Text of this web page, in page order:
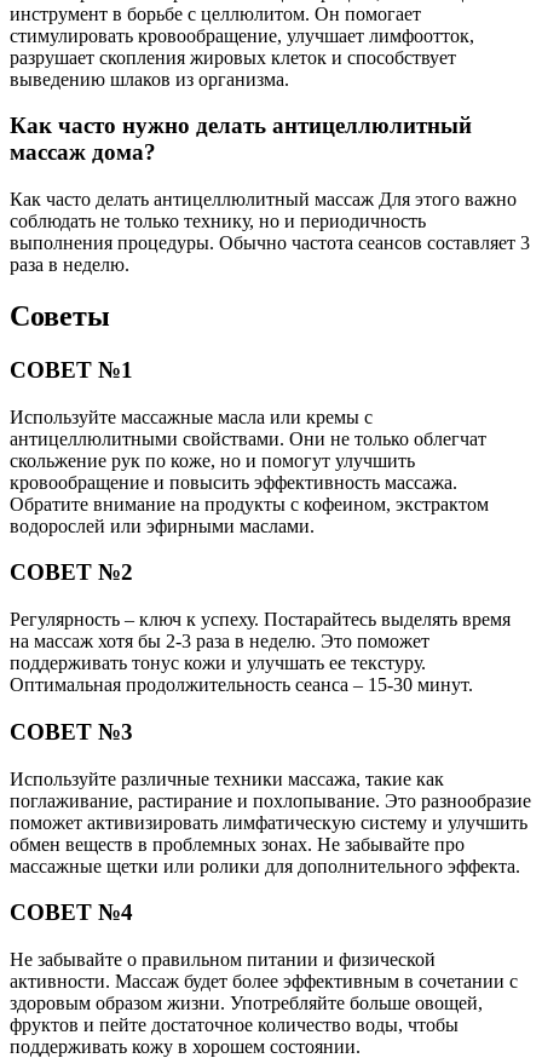
инструмент в борьбе с целлюлитом. Он помогает
стимулировать кровообращение, улучшает лимфоотток,
разрушает скопления жировых клеток и способствует
выведению шлаков из организма.
Как часто нужно делать антицеллюлитный
массаж дома?
Как часто делать антицеллюлитный массаж Для этого важно
соблюдать не только технику, но и периодичность
выполнения процедуры. Обычно частота сеансов составляет 3
раза в неделю.
Советы
СОВЕТ №1
Используйте массажные масла или кремы с
антицеллюлитными свойствами. Они не только облегчат
скольжение рук по коже, но и помогут улучшить
кровообращение и повысить эффективность массажа.
Обратите внимание на продукты с кофеином, экстрактом
водорослей или эфирными маслами.
СОВЕТ №2
Регулярность – ключ к успеху. Постарайтесь выделять время
на массаж хотя бы 2-3 раза в неделю. Это поможет
поддерживать тонус кожи и улучшать ее текстуру.
Оптимальная продолжительность сеанса – 15-30 минут.
СОВЕТ №3
Используйте различные техники массажа, такие как
поглаживание, растирание и похлопывание. Это разнообразие
поможет активизировать лимфатическую систему и улучшить
обмен веществ в проблемных зонах. Не забывайте про
массажные щетки или ролики для дополнительного эффекта.
СОВЕТ №4
Не забывайте о правильном питании и физической
активности. Массаж будет более эффективным в сочетании с
здоровым образом жизни. Употребляйте больше овощей,
фруктов и пейте достаточное количество воды, чтобы
поддерживать кожу в хорошем состоянии.